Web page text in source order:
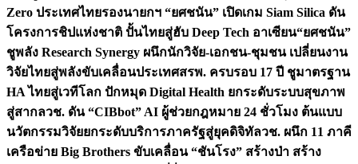
Zero ประเทศไทยรองนายกฯ “ยศชนัน” เปิดเกม Siam Silica ดัน
โครงการชิปแห่งชาติ ปั้นไทยสู่ฮับ Deep Tech อาเซียน“ยศชนัน”
ชูพลัง Research Synergy ผนึกนักวิจัย-เอกชน-ชุมชน เปลี่ยนงาน
วิจัยไทยสู่พลังขับเคลื่อนประเทศสรพ. ครบรอบ 17 ปี ชูมาตรฐาน
HA ไทยสู่เวทีโลก ปักหมุด Digital Health ยกระดับระบบสุขภาพ
สู่สากลวช. ดัน “CIBbot” AI ผู้ช่วยกฎหมาย 24 ชั่วโมง ต้นแบบ
นวัตกรรมวิจัยยกระดับบริการภาครัฐสู่ยุคดิจิทัลวช. ผนึก 11 ภาคี
เครือข่าย Big Brothers ขับเคลื่อน “ชันโรง” สร้างป่า สร้าง